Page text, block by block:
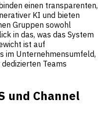
einen transparenten,
KI und bieten
Gruppen sowohl
in das, was das System
ist auf
im Unternehmensumfeld,
Teams
und Channel